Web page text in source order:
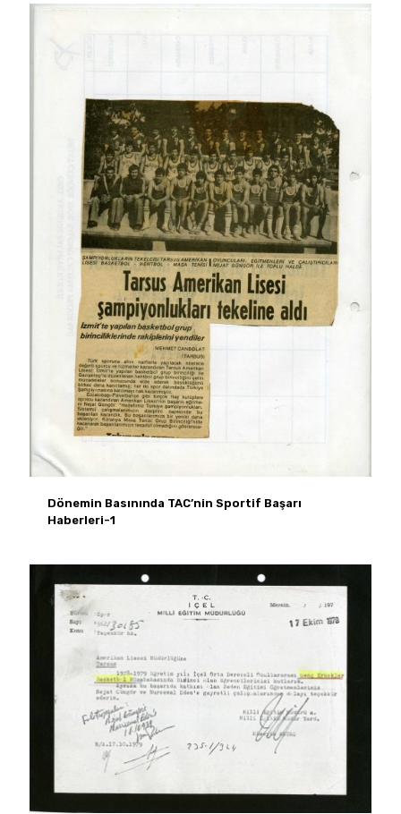
Dönemin Basınında TAC’nin Sportif Başarı
Haberleri-1